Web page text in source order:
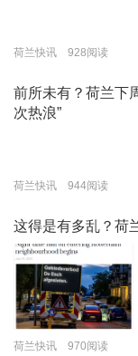
荷兰快讯 928阅读
前所未有？荷兰下
次热浪”
荷兰快讯 944阅读
这得是有多乱？荷
荷兰快讯 970阅读